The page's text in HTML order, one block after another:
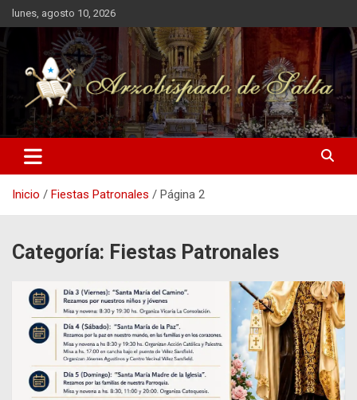
Saltar
al
contenido
lunes, agosto 10, 2026
Arzobispado de Salta
Arzobispado de Salta
Inicio Fiestas Patronales Página 2
Categoría: Fiestas Patronales